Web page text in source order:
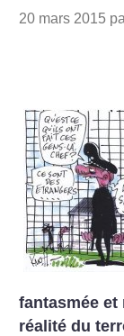
20 mars 2015
fantasmée et
réalité du